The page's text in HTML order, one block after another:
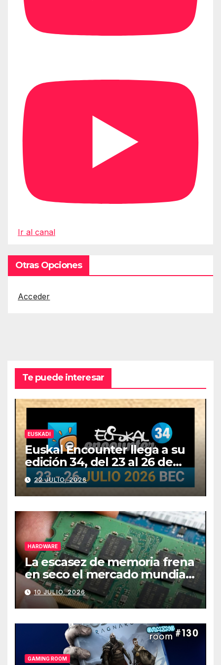
Ir al canal
Otras Opciones
Acceder
Te puede interesar
EUSKADI
Euskal Encounter llega a su
edición 34, del 23 al 26 de
julio
22 JULIO, 2026
HARDWARE
La escasez de memoria frena
en seco el mercado mundial
de PCs
10 JULIO, 2026
GAMING ROOM